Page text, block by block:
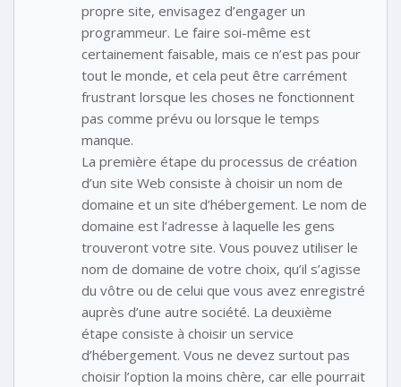
propre site, envisagez d’engager un
programmeur. Le faire soi-même est
certainement faisable, mais ce n’est pas pour
tout le monde, et cela peut être carrément
frustrant lorsque les choses ne fonctionnent
pas comme prévu ou lorsque le temps
manque.
La première étape du processus de création
d’un site Web consiste à choisir un nom de
domaine et un site d’hébergement. Le nom de
domaine est l’adresse à laquelle les gens
trouveront votre site. Vous pouvez utiliser le
nom de domaine de votre choix, qu’il s’agisse
du vôtre ou de celui que vous avez enregistré
auprès d’une autre société. La deuxième
étape consiste à choisir un service
d’hébergement. Vous ne devez surtout pas
choisir l’option la moins chère, car elle pourrait